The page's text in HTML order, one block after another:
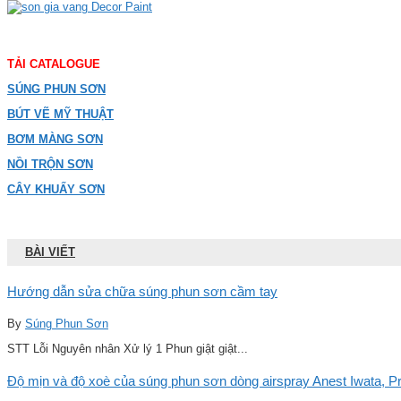
TẢI CATALOGUE
SÚNG PHUN SƠN
BÚT VẼ MỸ THUẬT
BƠM MÀNG SƠN
NỒI TRỘN SƠN
CÂY KHUẤY SƠN
BÀI VIẾT
Hướng dẫn sửa chữa súng phun sơn cầm tay
By Súng Phun Sơn
STT Lỗi Nguyên nhân Xử lý 1 Phun giật giật...
Độ mịn và độ xoè của súng phun sơn dòng airspray Anest Iwata,